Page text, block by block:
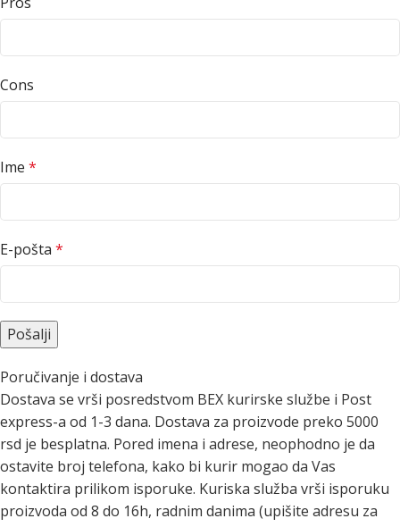
Cons
Ime *
E-pošta *
Poručivanje i dostava
Dostava se vrši posredstvom BEX kurirske službe i Post
express-a od 1-3 dana. Dostava za proizvode preko 5000
rsd je besplatna. Pored imena i adrese, neophodno je da
ostavite broj telefona, kako bi kurir mogao da Vas
kontaktira prilikom isporuke. Kuriska služba vrši isporuku
proizvoda od 8 do 16h, radnim danima (upišite adresu za